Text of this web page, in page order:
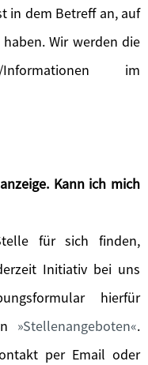
in dem Betreff an, auf
Wir werden die
Informationen im
Kann ich mich
für sich finden,
Initiativ bei uns
hierfür
Stellenangeboten .
per Email oder